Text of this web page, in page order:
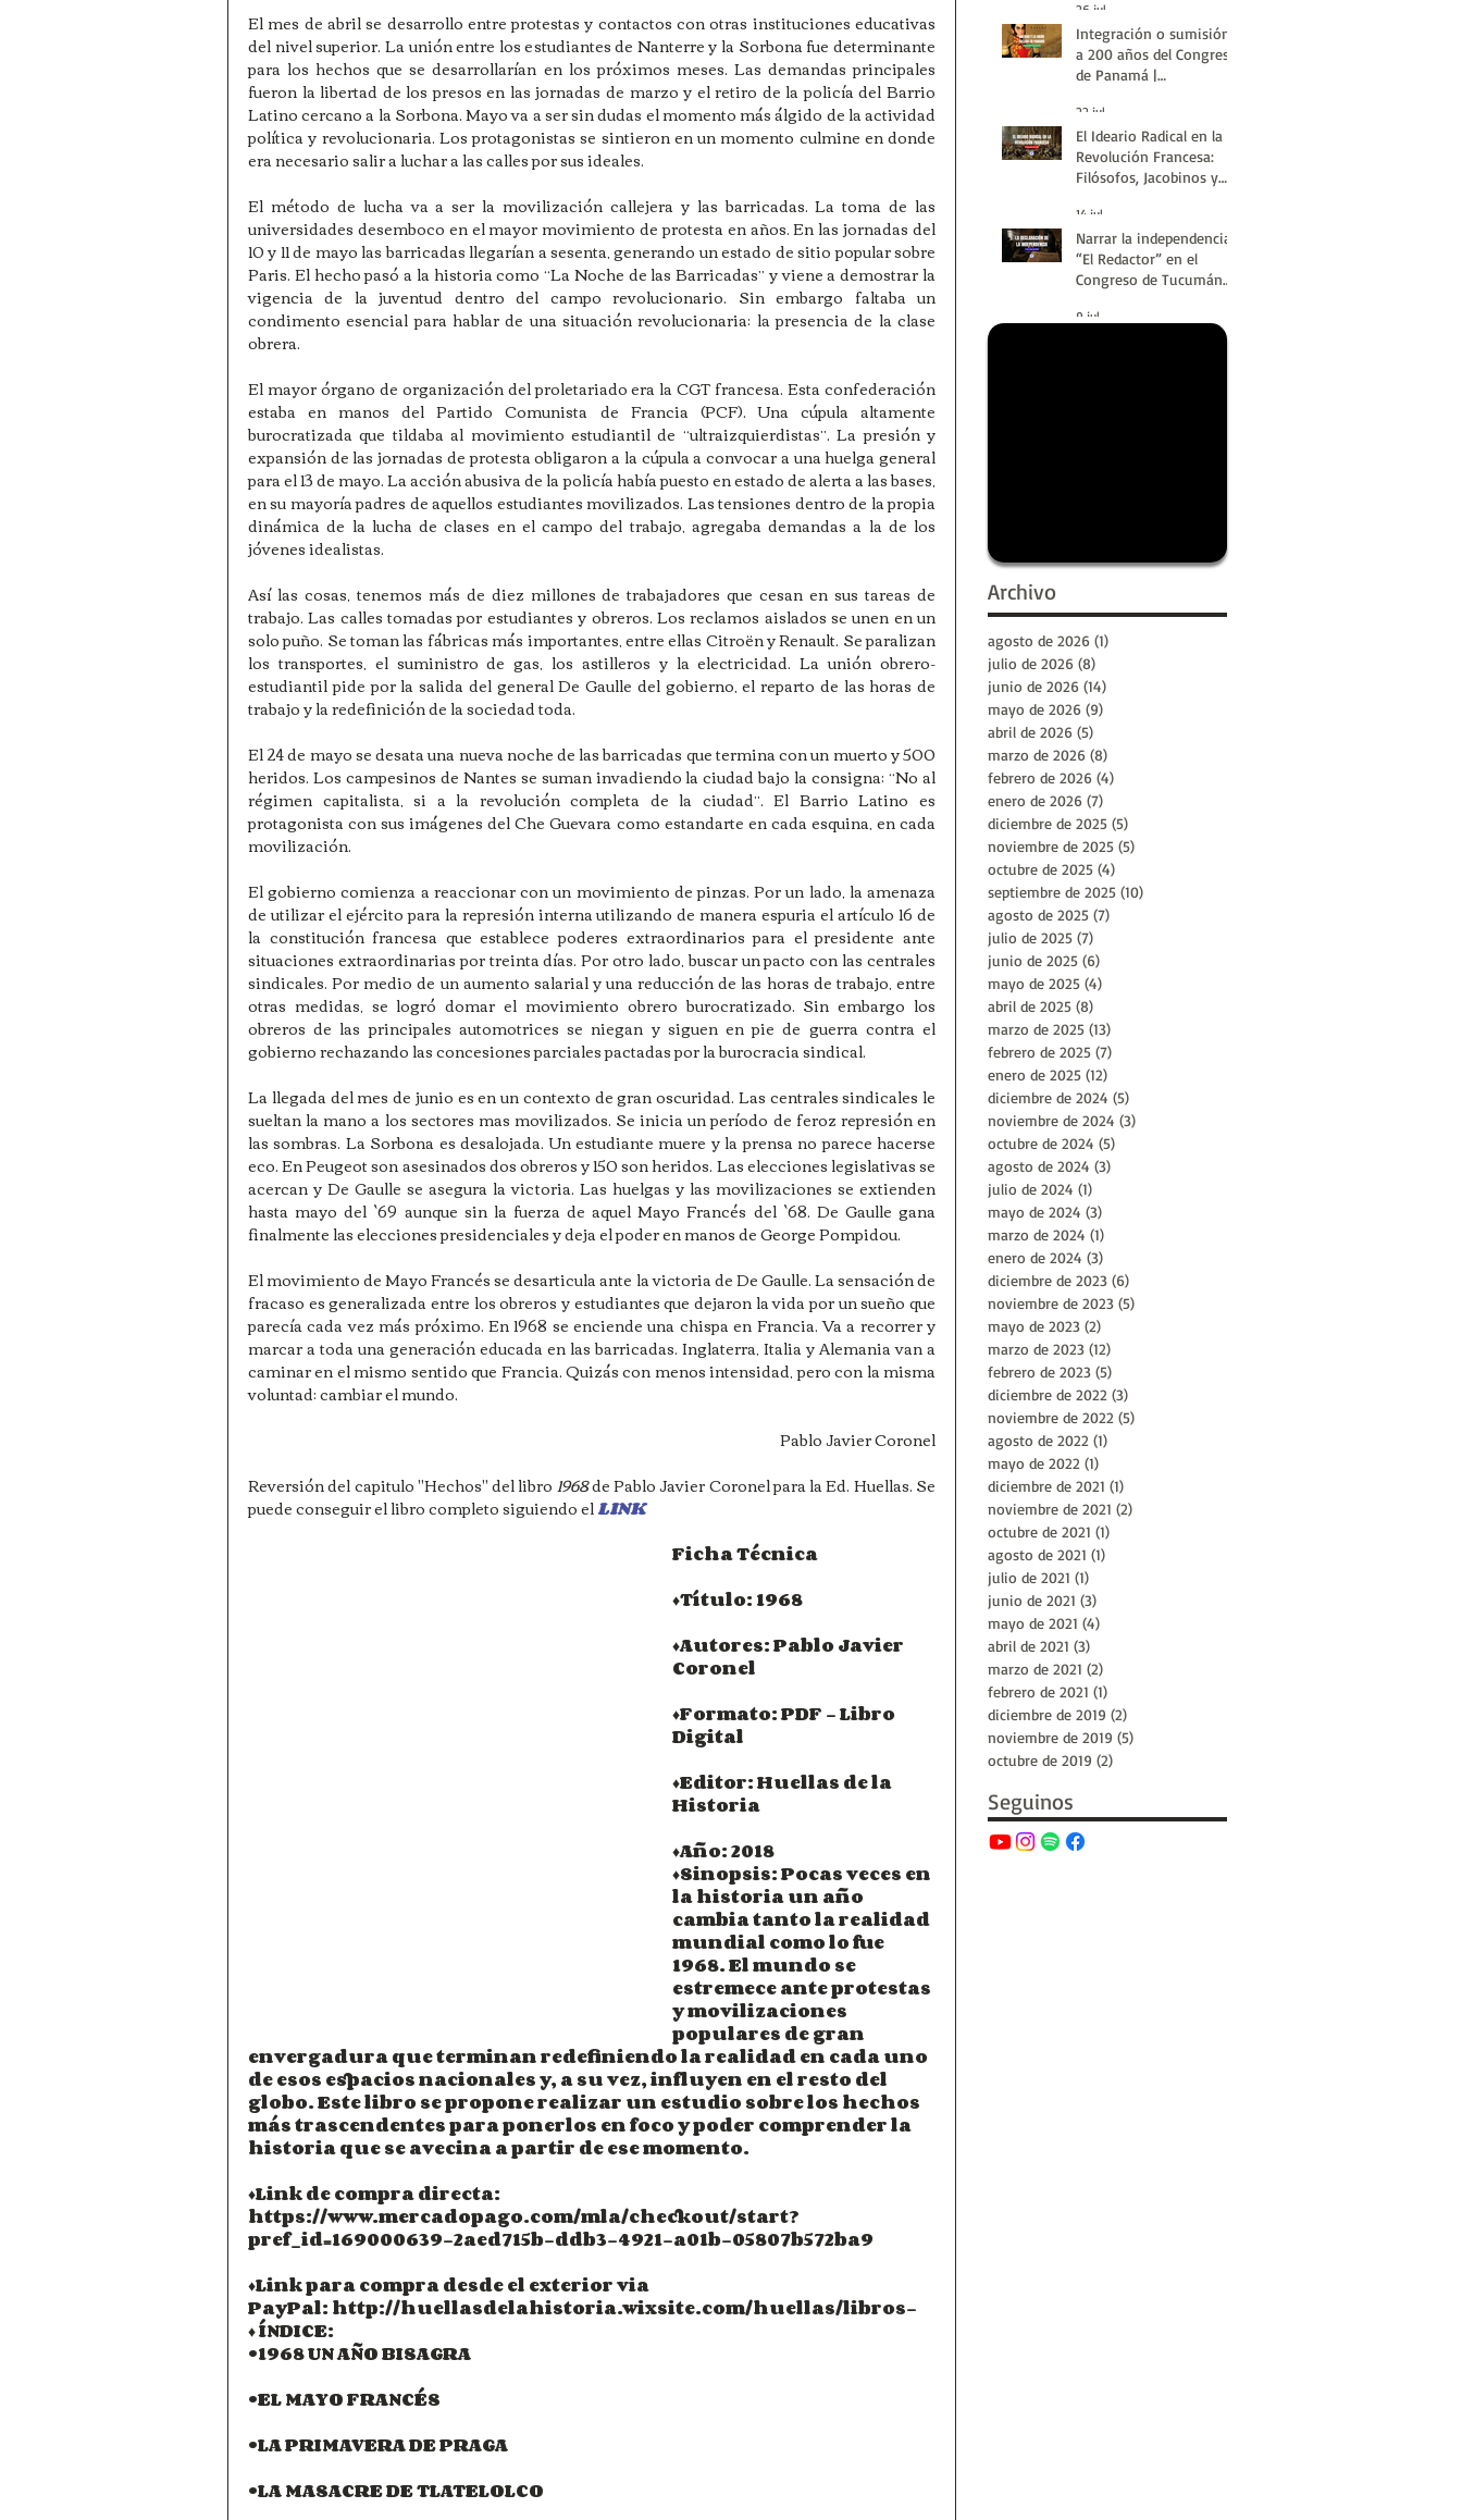
El mes de abril se desarrollo entre protestas y contactos con otras instituciones educativas
del nivel superior. La unión entre los estudiantes de Nanterre y la Sorbona fue determinante
para los hechos que se desarrollarían en los próximos meses. Las demandas principales
fueron la libertad de los presos en las jornadas de marzo y el retiro de la policía del Barrio
Latino cercano a la Sorbona. Mayo va a ser sin dudas el momento más álgido de la actividad
política y revolucionaria. Los protagonistas se sintieron en un momento culmine en donde
era necesario salir a luchar a las calles por sus ideales.
El método de lucha va a ser la movilización callejera y las barricadas. La toma de las
universidades desemboco en el mayor movimiento de protesta en años. En las jornadas del
10 y 11 de mayo las barricadas llegarían a sesenta, generando un estado de sitio popular sobre
Paris. El hecho pasó a la historia como “La Noche de las Barricadas” y viene a demostrar la
vigencia de la juventud dentro del campo revolucionario. Sin embargo faltaba un
condimento esencial para hablar de una situación revolucionaria: la presencia de la clase
obrera.
El mayor órgano de organización del proletariado era la CGT francesa. Esta confederación
estaba en manos del Partido Comunista de Francia (PCF). Una cúpula altamente
burocratizada que tildaba al movimiento estudiantil de “ultraizquierdistas”. La presión y
expansión de las jornadas de protesta obligaron a la cúpula a convocar a una huelga general
para el 13 de mayo. La acción abusiva de la policía había puesto en estado de alerta a las bases,
en su mayoría padres de aquellos estudiantes movilizados. Las tensiones dentro de la propia
dinámica de la lucha de clases en el campo del trabajo, agregaba demandas a la de los
jóvenes idealistas.
Así las cosas, tenemos más de diez millones de trabajadores que cesan en sus tareas de
trabajo. Las calles tomadas por estudiantes y obreros. Los reclamos aislados se unen en un
solo puño. Se toman las fábricas más importantes, entre ellas Citroën y Renault. Se paralizan
los transportes, el suministro de gas, los astilleros y la electricidad. La unión obrero-
estudiantil pide por la salida del general De Gaulle del gobierno, el reparto de las horas de
trabajo y la redefinición de la sociedad toda.
El 24 de mayo se desata una nueva noche de las barricadas que termina con un muerto y 500
heridos. Los campesinos de Nantes se suman invadiendo la ciudad bajo la consigna: “No al
régimen capitalista, si a la revolución completa de la ciudad”. El Barrio Latino es
protagonista con sus imágenes del Che Guevara como estandarte en cada esquina, en cada
movilización.
El gobierno comienza a reaccionar con un movimiento de pinzas. Por un lado, la amenaza
de utilizar el ejército para la represión interna utilizando de manera espuria el artículo 16 de
la constitución francesa que establece poderes extraordinarios para el presidente ante
situaciones extraordinarias por treinta días. Por otro lado, buscar un pacto con las centrales
sindicales. Por medio de un aumento salarial y una reducción de las horas de trabajo, entre
otras medidas, se logró domar el movimiento obrero burocratizado. Sin embargo los
obreros de las principales automotrices se niegan y siguen en pie de guerra contra el
gobierno rechazando las concesiones parciales pactadas por la burocracia sindical.
La llegada del mes de junio es en un contexto de gran oscuridad. Las centrales sindicales le
sueltan la mano a los sectores mas movilizados. Se inicia un período de feroz represión en
las sombras. La Sorbona es desalojada. Un estudiante muere y la prensa no parece hacerse
eco. En Peugeot son asesinados dos obreros y 150 son heridos. Las elecciones legislativas se
acercan y De Gaulle se asegura la victoria. Las huelgas y las movilizaciones se extienden
hasta mayo del `69 aunque sin la fuerza de aquel Mayo Francés del `68. De Gaulle gana
finalmente las elecciones presidenciales y deja el poder en manos de George Pompidou.
El movimiento de Mayo Francés se desarticula ante la victoria de De Gaulle. La sensación de
fracaso es generalizada entre los obreros y estudiantes que dejaron la vida por un sueño que
parecía cada vez más próximo. En 1968 se enciende una chispa en Francia. Va a recorrer y
marcar a toda una generación educada en las barricadas. Inglaterra, Italia y Alemania van a
caminar en el mismo sentido que Francia. Quizás con menos intensidad, pero con la misma
voluntad: cambiar el mundo.
Pablo Javier Coronel
Reversión del capitulo "Hechos" del libro 1968 de Pablo Javier Coronel para la Ed. Huellas. Se
puede conseguir el libro completo siguiendo el LINK
Ficha Técnica
♦Título: 1968
♦Autores: Pablo Javier
Coronel
♦Formato: PDF - Libro
Digital
♦Editor: Huellas de la
Historia
♦Año: 2018
♦Sinopsis: Pocas veces en
la historia un año
cambia tanto la realidad
mundial como lo fue
1968. El mundo se
estremece ante protestas
y movilizaciones
populares de gran
envergadura que terminan redefiniendo la realidad en cada uno
de esos espacios nacionales y, a su vez, influyen en el resto del
globo. Este libro se propone realizar un estudio sobre los hechos
más trascendentes para ponerlos en foco y poder comprender la
historia que se avecina a partir de ese momento.
♦Link de compra directa:
https://www.mercadopago.com/mla/checkout/start?
pref_id=169000639-2aed715b-ddb3-4921-a01b-05807b572ba9
♦Link para compra desde el exterior via
PayPal: http://huellasdelahistoria.wixsite.com/huellas/libros-
♦ ÍNDICE:
•1968 UN AÑO BISAGRA
•EL MAYO FRANCÉS
•LA PRIMAVERA DE PRAGA
•LA MASACRE DE TLATELOLCO
26 jul
Integración o sumisión:
a 200 años del Congreso
de Panamá |
as | Huellas de la
Historia
22 jul
El Ideario Radical en la
Revolución Francesa:
Filósofos, Jacobinos y
Historia
14 jul
Narrar la independencia:
“El Redactor” en el
Congreso de Tucumán
Huellas de la Historia
9 jul
Archivo
agosto de 2026 (1)
julio de 2026 (8)
junio de 2026 (14)
mayo de 2026 (9)
abril de 2026 (5)
marzo de 2026 (8)
febrero de 2026 (4)
enero de 2026 (7)
diciembre de 2025 (5)
noviembre de 2025 (5)
octubre de 2025 (4)
septiembre de 2025 (10)
agosto de 2025 (7)
julio de 2025 (7)
junio de 2025 (6)
mayo de 2025 (4)
abril de 2025 (8)
marzo de 2025 (13)
febrero de 2025 (7)
enero de 2025 (12)
diciembre de 2024 (5)
noviembre de 2024 (3)
octubre de 2024 (5)
agosto de 2024 (3)
julio de 2024 (1)
mayo de 2024 (3)
marzo de 2024 (1)
enero de 2024 (3)
diciembre de 2023 (6)
noviembre de 2023 (5)
mayo de 2023 (2)
marzo de 2023 (12)
febrero de 2023 (5)
diciembre de 2022 (3)
noviembre de 2022 (5)
agosto de 2022 (1)
mayo de 2022 (1)
diciembre de 2021 (1)
noviembre de 2021 (2)
octubre de 2021 (1)
agosto de 2021 (1)
julio de 2021 (1)
junio de 2021 (3)
mayo de 2021 (4)
abril de 2021 (3)
marzo de 2021 (2)
febrero de 2021 (1)
diciembre de 2019 (2)
noviembre de 2019 (5)
octubre de 2019 (2)
Seguinos